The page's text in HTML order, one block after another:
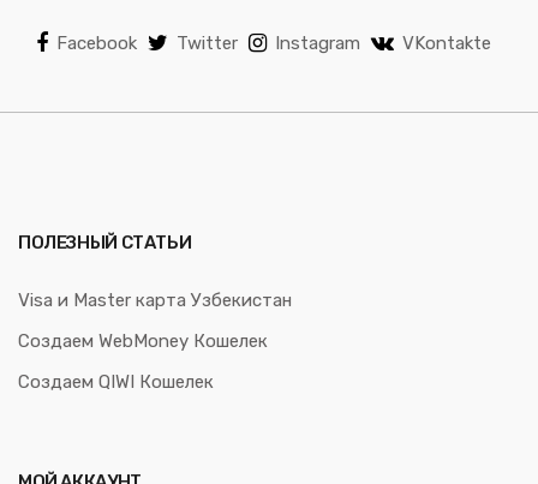
Facebook Twitter Instagram VKontakte
ПОЛЕЗНЫЙ СТАТЬИ
Visa и Master карта Узбекистан
Создаем WebMoney Кошелек
Создаем QIWI Кошелек